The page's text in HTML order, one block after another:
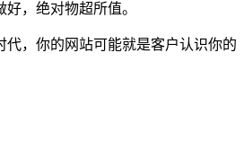
，绝对物超所值。
，你的网站可能就是客户认识你的